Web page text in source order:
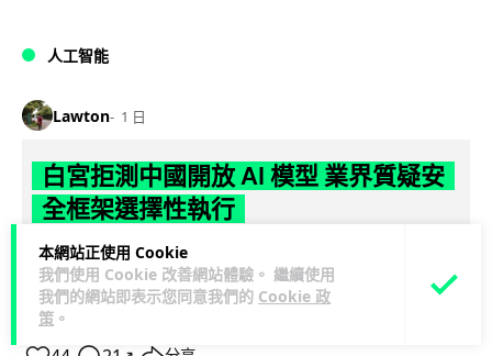
本網站正使用 Cookie
我們使用 Cookie 改善網站體驗。 繼續使用
我們的網站即表示您同意我們的 Cookie 政
策 。
人工智能
Lawton 1 日
白宮拒測中國開放 AI 模型 業界質疑安
全框架選擇性執行
彭博社報道，白宮通知美國頂尖 AI 公司，中國開發的開放權重
模型將不納入特朗普政府新 AI 安全框架的測試範圍。美國業界
則聯署呼籲政府不要限... 閱讀全文